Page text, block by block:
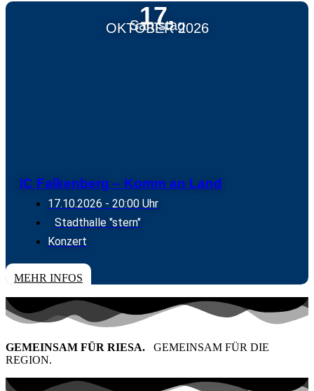
17.
OKTOBER 2026
Samstag
IC Falkenberg – Komm an Land
17.10.2026 - 20:00 Uhr
Stadthalle "stern"
Konzert
TICKETS
MEHR INFOS
GEMEINSAM FÜR RIESA. GEMEINSAM FÜR DIE
REGION.